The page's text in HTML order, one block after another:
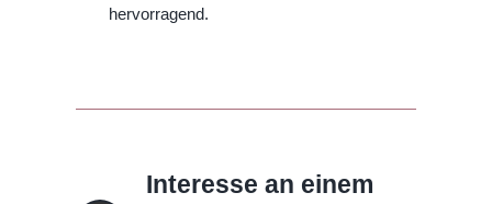
hervorragend.
Interesse an einem